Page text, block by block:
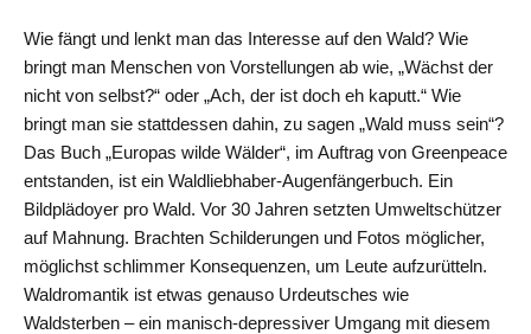
Wie fängt und lenkt man das Interesse auf den Wald? Wie
bringt man Menschen von Vorstellungen ab wie, „Wächst der
nicht von selbst?“ oder „Ach, der ist doch eh kaputt.“ Wie
bringt man sie stattdessen dahin, zu sagen „Wald muss sein“?
Das Buch „Europas wilde Wälder“, im Auftrag von Greenpeace
entstanden, ist ein Waldliebhaber-Augenfängerbuch. Ein
Bildplädoyer pro Wald. Vor 30 Jahren setzten Umweltschützer
auf Mahnung. Brachten Schilderungen und Fotos möglicher,
möglichst schlimmer Konsequenzen, um Leute aufzurütteln.
Waldromantik ist etwas genauso Urdeutsches wie
Waldsterben – ein manisch-depressiver Umgang mit diesem